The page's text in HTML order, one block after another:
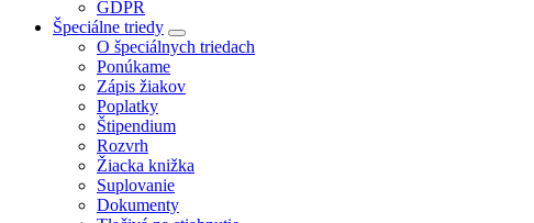
GDPR
Špeciálne triedy
O špeciálnych triedach
Ponúkame
Zápis žiakov
Poplatky
Štipendium
Rozvrh
Žiacka knižka
Suplovanie
Dokumenty